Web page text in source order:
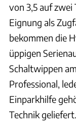
von 3,5 auf
Eignung als
bekommen die
üppigen
Schaltwippen
Professional,
Einparkhilfe
Technik geliefert.